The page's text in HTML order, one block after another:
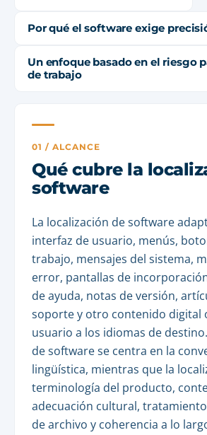
Por qué el software exige
Un enfoque basado en el riesgo
de trabajo
01 / ALCANCE
Qué cubre la
software
La localización de software
interfaz de usuario, menús,
trabajo, mensajes del sistema,
error, pantallas de
de ayuda, notas de versión,
soporte y otro contenido digital
usuario a los idiomas de
de software se centra en la
lingüística, mientras que la
terminología del producto,
adecuación cultural,
de archivo y coherencia a lo